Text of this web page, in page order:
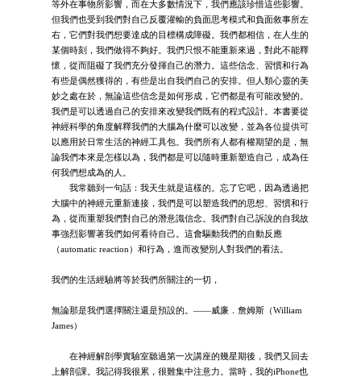
等外在事物所影響，而在大多數情況下，我們應該珍惜這些影響。
但我們也受到我們對自己反覆灌輸的負面思考模式和負面敘事所左
右，它們對我們想要達成的目標構成障礙。我們都相信，在人生的
某個時刻，我們做得不夠好。我們只恨不能重新來過，對此不能釋
懷，從而阻礙了我們充分發揮自己的潛力。這些信念、習慣和行為
有些是偶然獲得的，有些是出自我們自己的安排。但人類心靈的美
妙之處在於，無論這些信念是如何形成，它們都是有可能改變的。
我們是可以透過自己的安排來改變我們既有的程式設計。本書要從
神經科學的角度解釋我們的大腦為什麼可以改變，並為各位提供可
以應用於日常生活的神經工具包。我們所有人都有權期望的是，無
論我們本來是怎樣以為，我們都是可以隨時重新塑造自己，成為任
何我們想成為的人。
我常聽到一句話：我天生就是這樣的。忘了它吧，因為透過把
大腦中的神經元重新連接，我們是可以塑造我們的思想、習慣和行
為，從而重塑我們對自己的潛意識信念。我們對自己訴說的自我故
事強烈影響著我們如何看待自己。這會驅動我們的自動反應
（automatic reaction）和行為，進而改變別人對我們的看法。
我們的生活經驗將等於我們所關注的一切，
無論那是我們選擇關注還是預設的。——威廉．詹姆斯（William
James）
在神經解剖學實驗室聽過第一次講座的幾星期後，我們又回去
上解剖課。我記得我很累，很難集中注意力。當時，我的iPhone也